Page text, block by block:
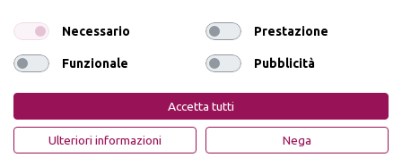
PiùMe è un marchio di PiùMe s.r.l. con sede legale in via
Aurelio Lampredi, n. 81 - 57121 Livorno (LI) - P.IVA
01952440491 - piumesrl@legalmail.it
Privacy Policy Cookie Policy
Necessario Prestazione
Funzionale Pubblicità
Accetta tutti
Ulteriori informazioni Nega
IL10% DI SCONTO
dell’art. 13 del Reg UE 2016/679 e presto il mio consenso a ricevere email
promozionali. In qualsiasi momento è possibile revocare il consenso
OTTIENI IL 10% DI SCONTO